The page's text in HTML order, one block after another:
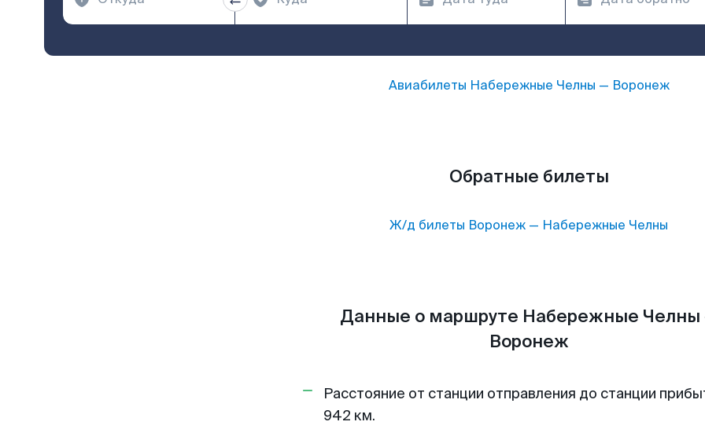
Авиабилеты Набережные Челны — Воронеж
Обратные билеты
Ж/д билеты Воронеж — Набережные Челны
Данные о маршруте Набережные Челны
Воронеж
Расстояние от станции отправления до станции
942 км.